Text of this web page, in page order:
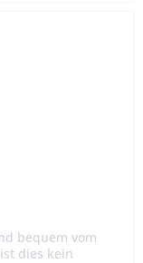
bequem vom
dies kein